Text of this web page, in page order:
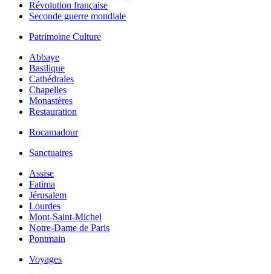
Révolution française
Seconde guerre mondiale
Patrimoine Culture
Abbaye
Basilique
Cathédrales
Chapelles
Monastères
Restauration
Rocamadour
Sanctuaires
Assise
Fatima
Jérusalem
Lourdes
Mont-Saint-Michel
Notre-Dame de Paris
Pontmain
Voyages